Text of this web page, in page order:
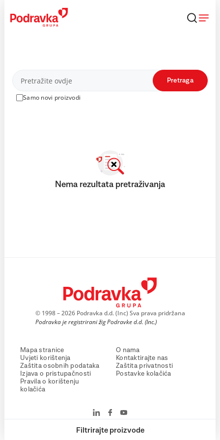
content
Proizvodi
Samo novi proizvodi
Pretraga
Filtrirajte proizvode
Nema rezultata pretraživanja
© 1998 – 2026 Podravka d.d. (Inc) Sva prava pridržana
Podravka je registrirani žig Podravke d.d. (Inc.)
Mapa stranice
Uvjeti korištenja
Zaštita osobnih podataka
Izjava o pristupačnosti
Pravila o korištenju
kolačića
O nama
Kontaktirajte nas
Zaštita privatnosti
Postavke kolačića